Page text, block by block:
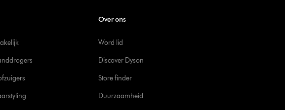
Over ons
Word lid
Discover Dyson
Store finder
Duurzaamheid